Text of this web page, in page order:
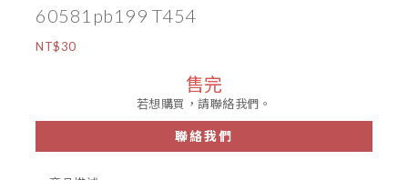
60581pb199 T454
NT$30
售完
若想購買，請聯絡我們。
聯絡我們